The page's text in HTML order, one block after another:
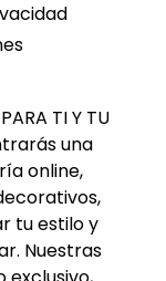
TI Y TU
una
online,
tu estilo y
Nuestras